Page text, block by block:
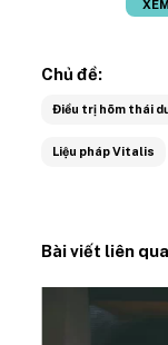
Chủ đề:
Điều trị hõm thái
Liệu pháp Vitalis
Bài viết liên